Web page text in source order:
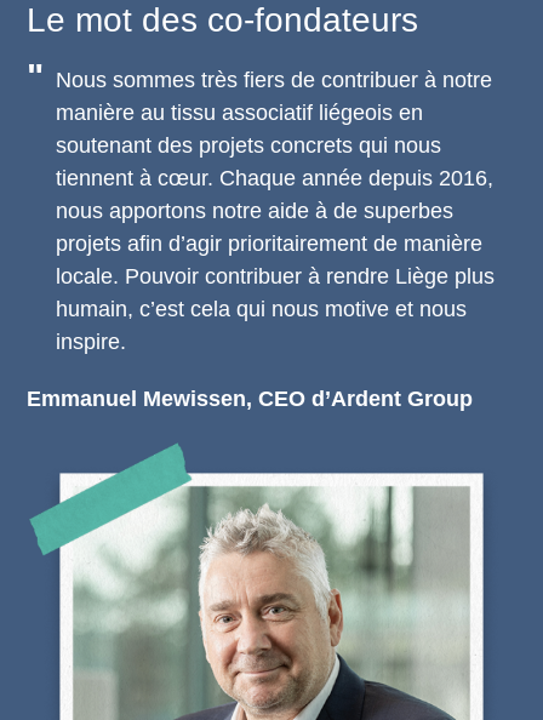
Le mot des co-fondateurs
Nous sommes très fiers de contribuer à notre
manière au tissu associatif liégeois en
soutenant des projets concrets qui nous
tiennent à cœur. Chaque année depuis 2016,
nous apportons notre aide à de superbes
projets afin d’agir prioritairement de manière
locale. Pouvoir contribuer à rendre Liège plus
humain, c’est cela qui nous motive et nous
inspire.
Emmanuel Mewissen, CEO d’Ardent Group